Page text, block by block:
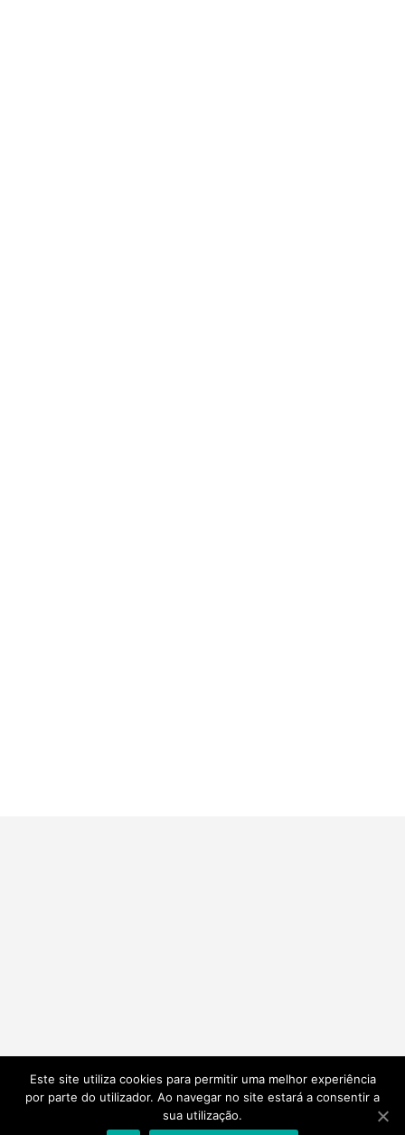
Este site utiliza cookies para permitir uma melhor experiência
por parte do utilizador. Ao navegar no site estará a consentir a
sua utilização.